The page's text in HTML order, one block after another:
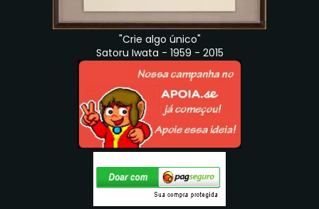
"Crie algo único"
Satoru Iwata - 1959 - 2015